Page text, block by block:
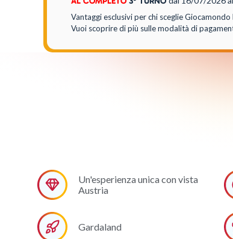
Vantaggi esclusivi per chi sceglie Giocamondo
Vuoi scoprire di più sulle modalità di
Un'esperienza unica con vista
Austria
Gardaland